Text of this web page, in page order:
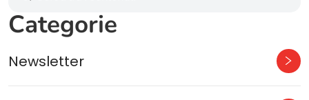
Categorie
Newsletter